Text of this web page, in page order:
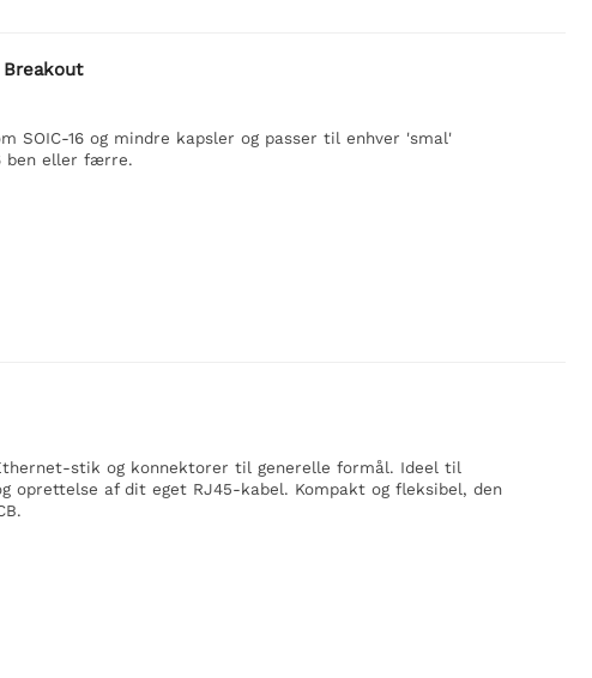
Breakout
SOIC-16 og mindre kapsler og passer til enhver 'smal'
ben eller færre.
stik og konnektorer til generelle formål. Ideel til
oprettelse af dit eget RJ45-kabel. Kompakt og fleksibel, den